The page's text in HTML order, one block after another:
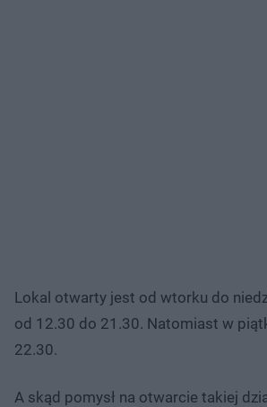
Lokal otwarty jest od wtorku do
od 12.30 do 21.30. Natomiast w
22.30.
A skąd pomysł na otwarcie takiej